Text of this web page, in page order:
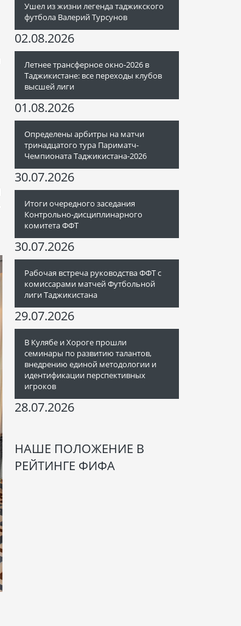
Ушел из жизни легенда таджикского
футбола Валерий Турсунов
02.08.2026
Летнее трансферное окно-2026 в
Таджикистане: все переходы клубов
высшей лиги
01.08.2026
Определены арбитры на матчи
тринадцатого тура Париматч-
Чемпионата Таджикистана-2026
30.07.2026
Итоги очередного заседания
Контрольно-дисциплинарного
комитета ФФТ
30.07.2026
Рабочая встреча руководства ФФТ с
комиссарами матчей Футбольной
лиги Таджикистана
29.07.2026
В Кулябе и Хороге прошли
семинары по развитию талантов,
внедрению единой методологии и
идентификации перспективных
игроков
28.07.2026
НАШЕ ПОЛОЖЕНИЕ В
РЕЙТИНГЕ ФИФА